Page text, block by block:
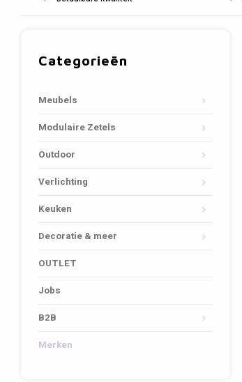
Categorieën
Meubels
Modulaire Zetels
Outdoor
Verlichting
Keuken
Decoratie & meer
OUTLET
Jobs
B2B
Merken